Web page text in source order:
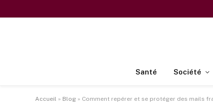
Santé Société
Accueil » Blog » Comment repérer et se protéger des mails